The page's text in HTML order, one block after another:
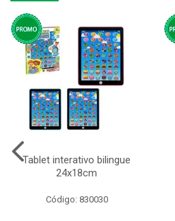
Tablet interativo bilingue
24x18cm
Código: 830030